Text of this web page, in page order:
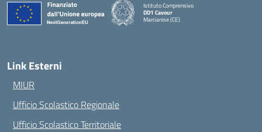
Istituto Comprensivo
DD1 Cavour
Marcianise (CE)
Link Esterni
MIUR
Ufficio Scolastico Regionale
Ufficio Scolastico Territoriale